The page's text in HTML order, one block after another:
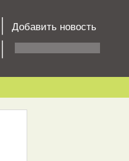
Добавить новость